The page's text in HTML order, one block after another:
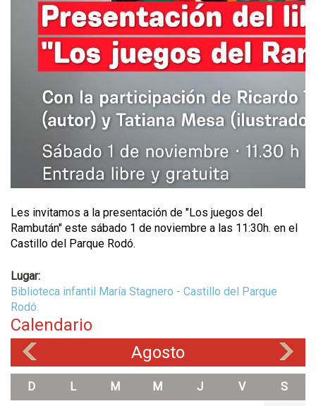
Les invitamos a la presentación de "Los juegos del
Rambután" este sábado 1 de noviembre a las 11:30h. en el
Castillo del Parque Rodó.
Lugar:
Biblioteca infantil María Stagnero - Castillo del Parque
Rodó.
Calendario
Agosto
D L M M J V S